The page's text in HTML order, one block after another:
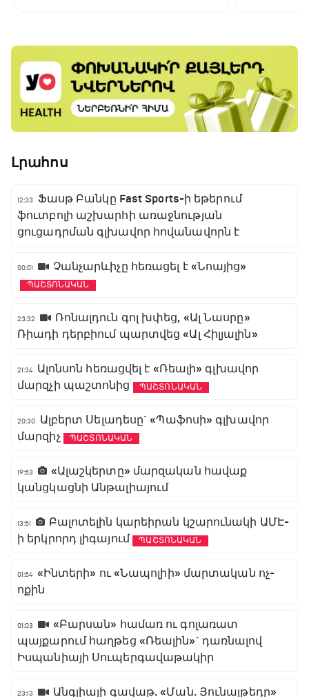
Լրահոս
12:33
Ֆասթ Բանկը Fast Sports-ի եթերում
ֆուտբոլի աշխարհի առաջնության
ցուցադրման գլխավոր հովանավորն է
00:01 Չանչարևիչը հեռացել է «Նոայից»
ՊԱՇՏՈՆԱԿԱՆ
23:32
Ռոնալդուն գոլ խփեց, «Ալ Նասրը»
Ռիադի դերբիում պարտվեց «Ալ Հիլյալին»
21:34 Ալոնսոն հեռացվել է «Ռեալի» գլխավոր
մարզչի պաշտոնից
ՊԱՇՏՈՆԱԿԱՆ
20:30
Ալբերտ Սելադեսը` «Պաֆոսի» գլխավոր
մարզիչ
ՊԱՇՏՈՆԱԿԱՆ
19:53
«Ալաշկերտը» մարզական հավաք
կանցկացնի Անթալիայում
13:51
Բալոտելին կարեիրան կշարունակի ԱՄԷ-
ի երկրորդ լիգայում
ՊԱՇՏՈՆԱԿԱՆ
01:54 «Ինտերի» ու «Նապոլիի» մարտական ոչ-
ոքին
01:03
«Բարսան» համառ ու գոլառատ
պայքարում հաղթեց «Ռեալին»` դառնալով
Իսպանիայի Սուպերգավաթակիր
23:13 Անգլիայի գավաթ. «Ման. Յունայթեդը»